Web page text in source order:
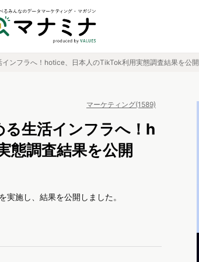
ンフラへ！hotice、日本人のTikTok利用実態調査結果を公開
マーケティング(1589)
生活インフラへ！h
態調査結果を公開
施し、結果を公開しました。